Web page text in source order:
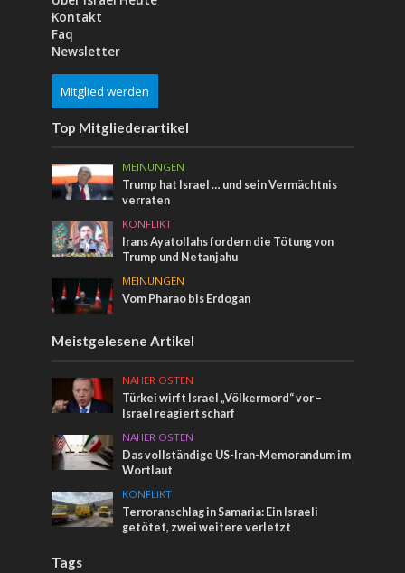
Kontakt
Faq
Newsletter
Mitglied werden
Top Mitgliederartikel
MEINUNGEN
Trump hat Israel … und sein Vermächtnis
verraten
KONFLIKT
Irans Ayatollahs fordern die Tötung von
Trump und Netanjahu
MEINUNGEN
Vom Pharao bis Erdogan
Meistgelesene Artikel
NAHER OSTEN
Türkei wirft Israel „Völkermord“ vor –
Israel reagiert scharf
NAHER OSTEN
Das vollständige US-Iran-Memorandum im
Wortlaut
KONFLIKT
Terroranschlag in Samaria: Ein Israeli
getötet, zwei weitere verletzt
Tags